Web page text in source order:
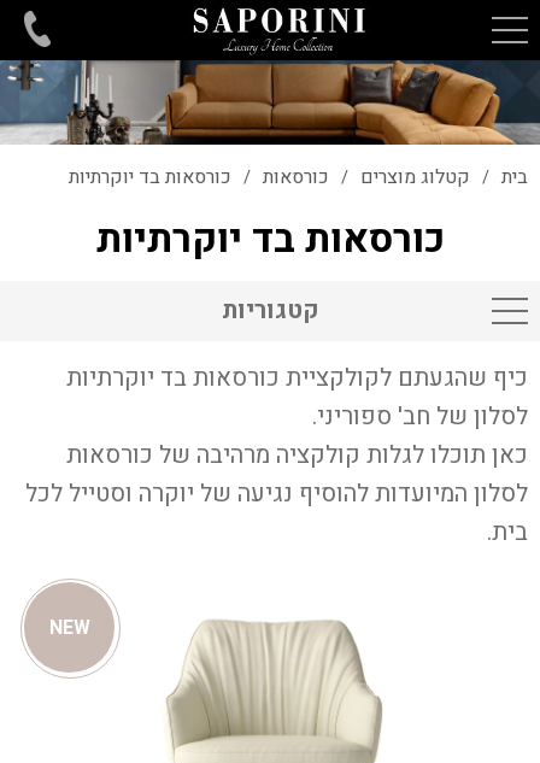
בית / קטלוג מוצרים / כורסאות / כורסאות בד יוקרתיות
כורסאות בד יוקרתיות
קטגוריות
כיף שהגעתם לקולקציית כורסאות בד יוקרתיות
לסלון של חב' ספוריני.
כאן תוכלו לגלות קולקציה מרהיבה של כורסאות
לסלון המיועדות להוסיף נגיעה של יוקרה וסטייל לכל
בית.
NEW